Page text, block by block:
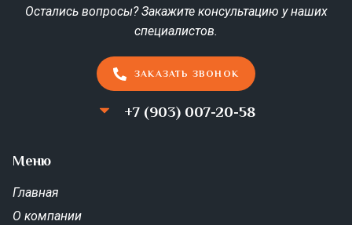
Остались вопросы? Закажите консультацию у наших
специалистов.
ЗАКАЗАТЬ ЗВОНОК
+7 (903) 007-20-58
Меню
Главная
О компании